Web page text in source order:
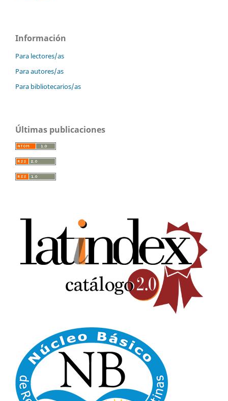
Información
Para lectores/as
Para autores/as
Para bibliotecarios/as
Últimas publicaciones